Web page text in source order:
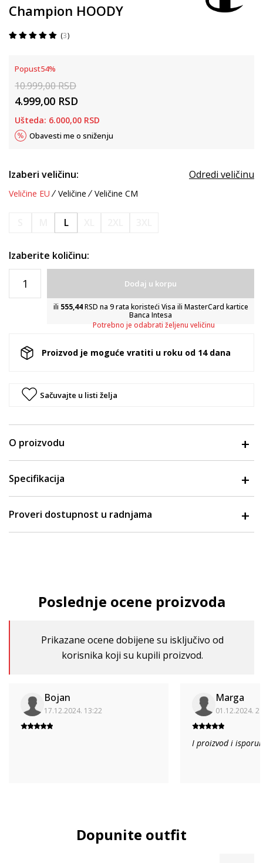
Champion HOODY
3
Popust54%
10.999,00RSD
4.999,00 RSD
Ušteda: 6.000,00 RSD
Obavesti me o sniženju
Izaberi veličinu: Odredi veličinu
Veličine EU Veličine Veličine CM
L
Izaberite količinu:
Dodaj u korpu
ili 555,44RSD na 9 rata koristeći Visa ili MasterCard kartice
Banca Intesa
Potrebno je odabrati željenu veličinu
Proizvod je moguće vratiti u roku od 14 dana
Sačuvajte u listi želja
O proizvodu
Specifikacija
Proveri dostupnost u radnjama
Poslednje ocene proizvoda
Prikazane ocene dobijene su isključivo od
korisnika koji su kupili proizvod.
Bojan
17.12.2024. 13:22
Marga
01.12.2024.
I proizvod i
Dopunite outfit